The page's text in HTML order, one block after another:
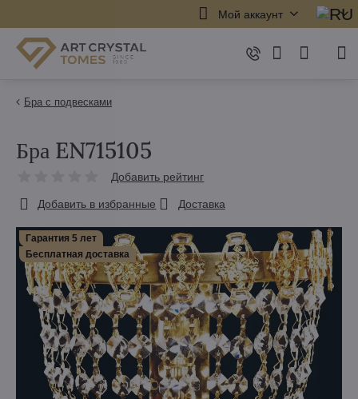
Мой аккаунт
Бра с подвесками
Гарантия 5 лет
Бесплатная доставка
Бра EN715105
Добавить рейтинг
Добавить в избранные Доставка